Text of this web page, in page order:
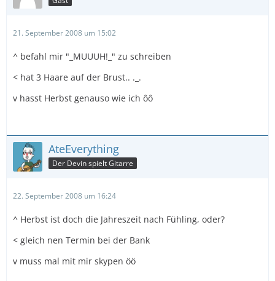
21. September 2008 um 15:02
^ befahl mir "_MUUUH!_" zu schreiben
< hat 3 Haare auf der Brust.. ._.
v hasst Herbst genauso wie ich ôô
AteEverything
Der Devin spielt Gitarre
22. September 2008 um 16:24
^ Herbst ist doch die Jahreszeit nach Fühling, oder?
< gleich nen Termin bei der Bank
v muss mal mit mir skypen öö